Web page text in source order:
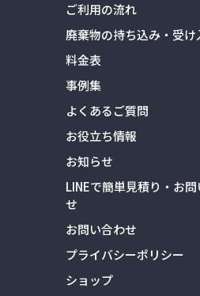
ご利用の流れ
廃棄物の持ち込み・受け
料金表
事例集
よくあるご質問
お役立ち情報
お知らせ
LINEで簡単見積り・お
せ
お問い合わせ
プライバシーポリシー
ショップ